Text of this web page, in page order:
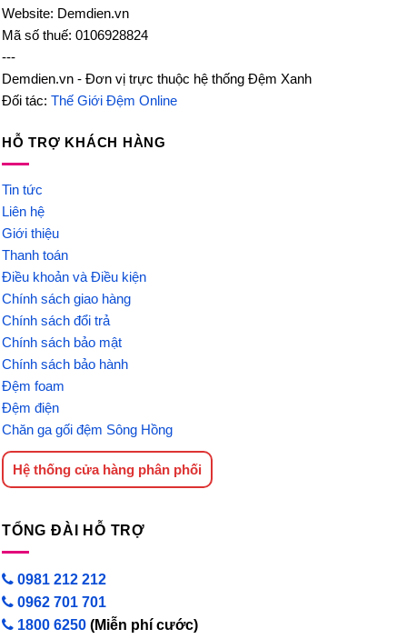
Website: Demdien.vn
Mã số thuế: 0106928824
---
Demdien.vn - Đơn vị trực thuộc hệ thống Đệm Xanh
Đối tác: Thế Giới Đệm Online
HỖ TRỢ KHÁCH HÀNG
Tin tức
Liên hệ
Giới thiệu
Thanh toán
Điều khoản và Điều kiện
Chính sách giao hàng
Chính sách đổi trả
Chính sách bảo mật
Chính sách bảo hành
Đệm foam
Đệm điện
Chăn ga gối đệm Sông Hồng
Hệ thống cửa hàng phân phối
TỔNG ĐÀI HỖ TRỢ
0981 212 212
0962 701 701
1800 6250 (Miễn phí cước)